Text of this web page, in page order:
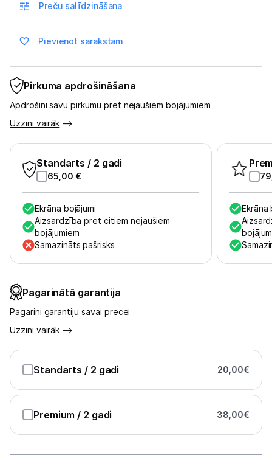
Drukas iekārtas
Telefoni, planšetdatori
Telefoni un aksesuāri
Planšetdatori un aksesuāri
Piederumi
Austiņas
Bezvadu skaļruņi
Stacionārie un bezvadu telefoni
Viedierīces
Sadzīves tehnika
Skaistumkopšana
Sports un atpūta
Ražotāju atjaunota tehnika
Vēlmju saraksts
Preču salīdzināšana
Pievienot sarakstam
Pirkuma apdrošināšana
Apdrošini savu pirkumu pret nejaušiem bojājumiem
Uzzini vairāk
Standarts / 2 gadi
65,00 €
Ekrāna bojājumi
Aizsardzība pret citiem nejaušiem
bojājumiem
Samazināts pašrisks
Ekrāna
Pagarinātā garantija
Pagarini garantiju savai precei
Uzzini vairāk
Standarts / 2 gadi 20,00€
Premium / 2 gadi 38,00€